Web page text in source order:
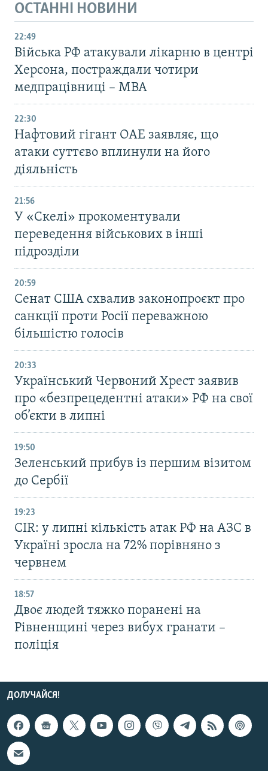
ОСТАННІ НОВИНИ
22:49
Війська РФ атакували лікарню в центрі
Херсона, постраждали чотири
медпрацівниці – МВА
22:30
Нафтовий гігант ОАЕ заявляє, що
атаки суттєво вплинули на його
діяльність
21:56
У «Скелі» прокоментували
переведення військових в інші
підрозділи
20:59
Cенат США схвалив законопроєкт про
санкції проти Росії переважною
більшістю голосів
20:33
Український Червоний Хрест заявив
про «безпрецедентні атаки» РФ на свої
об’єкти в липні
19:50
Зеленський прибув із першим візитом
до Сербії
19:23
CIR: у липні кількість атак РФ на АЗС в
Україні зросла на 72% порівняно з
червнем
18:57
Двоє людей тяжко поранені на
Рівненщині через вибух гранати –
поліція
ДОЛУЧАЙСЯ!